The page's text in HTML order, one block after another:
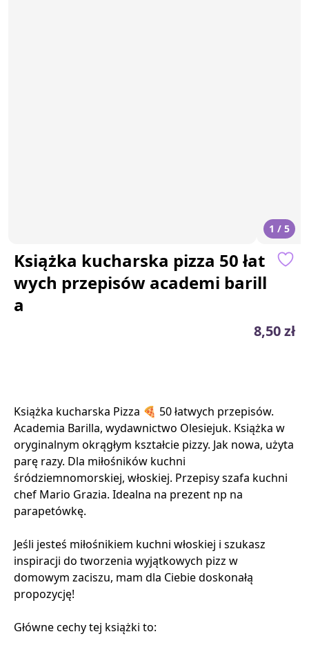
1 / 5
Książka kucharska pizza 50 łat
wych przepisów academi barill
a
8,50 zł
Książka kucharska Pizza 🍕 50 łatwych przepisów.
Academia Barilla, wydawnictwo Olesiejuk. Książka w
oryginalnym okrągłym kształcie pizzy. Jak nowa, użyta
parę razy. Dla miłośników kuchni
śródziemnomorskiej, włoskiej. Przepisy szafa kuchni
chef Mario Grazia. Idealna na prezent np na
parapetówkę.
Jeśli jesteś miłośnikiem kuchni włoskiej i szukasz
inspiracji do tworzenia wyjątkowych pizz w
domowym zaciszu, mam dla Ciebie doskonałą
propozycję!
Główne cechy tej książki to: